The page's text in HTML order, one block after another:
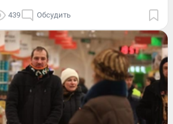
439 Обсудить